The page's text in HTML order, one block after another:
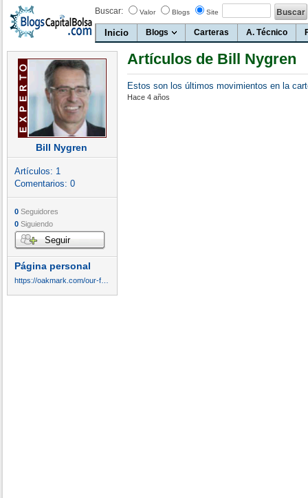
Buscar: Valor Blogs Site
Inicio Blogs Carteras A. Técnico
Bill Nygren
Artículos: 1
Comentarios: 0
0 Seguidores
0 Siguiendo
Seguir
Página personal
Artículos de Bill Nygren
Estos son los últimos movimientos en la
Hace 4 años